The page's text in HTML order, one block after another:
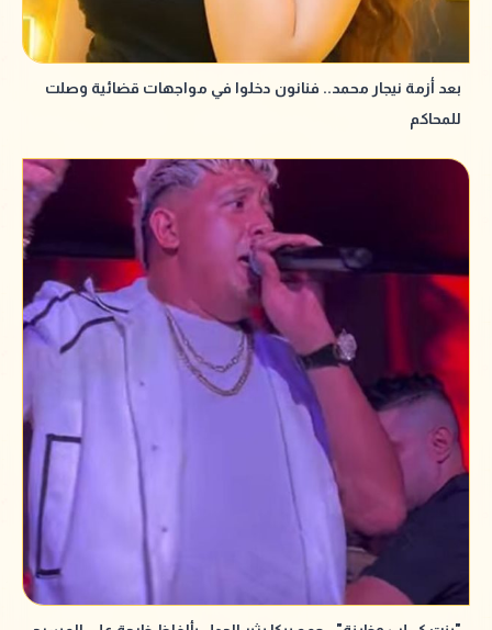
بعد أزمة نيجار محمد.. فنانون دخلوا في مواجهات قضائية وصلت
للمحاكم